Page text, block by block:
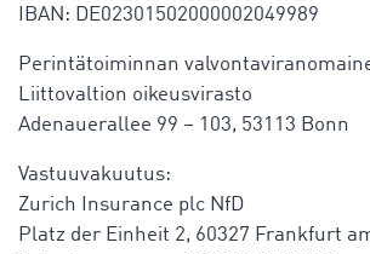
IBAN: DE02301502000002049989
Perintätoiminnan
Liittovaltion oikeusvirasto
Adenauerallee 99 – 103, 53113 Bonn
Vastuuvakuutus:
Zurich Insurance plc NfD
Platz der Einheit 2, 60327 Frankfurt